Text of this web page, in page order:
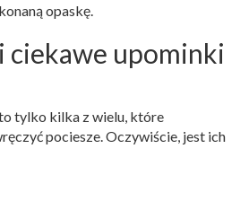
opaskę.
ciekawe upominki
tylko kilka z wielu, które
pociesze. Oczywiście, jest ich